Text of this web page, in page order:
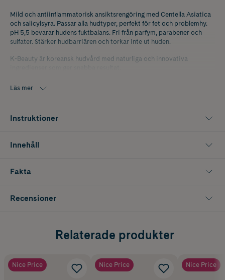
Mild och antiinflammatorisk ansiktsrengöring med Centella Asiatica
och salicylsyra. Passar alla hudtyper, perfekt för fet och problemhy.
pH 5,5 bevarar hudens fuktbalans. Fri från parfym, parabener och
sulfater. Stärker hudbarriären och torkar inte ut huden.
K-Beauty är koreansk hudvård med naturliga och innovativa
Läs mer
Instruktioner
Innehåll
Fakta
Recensioner
Relaterade produkter
Nice Price Nice Price Nice Price